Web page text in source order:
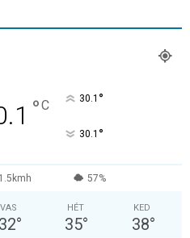
°C 30.1 °
30.1 °
1.5kmh 57%
VAS
32°
HÉT
35°
KED
38°